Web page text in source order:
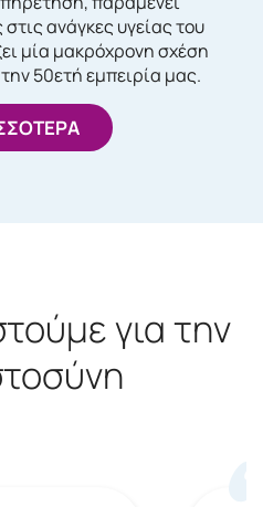
ανάγκες υγείας του
μία μακρόχρονη σχέση
50ετή εμπειρία μας.
για την